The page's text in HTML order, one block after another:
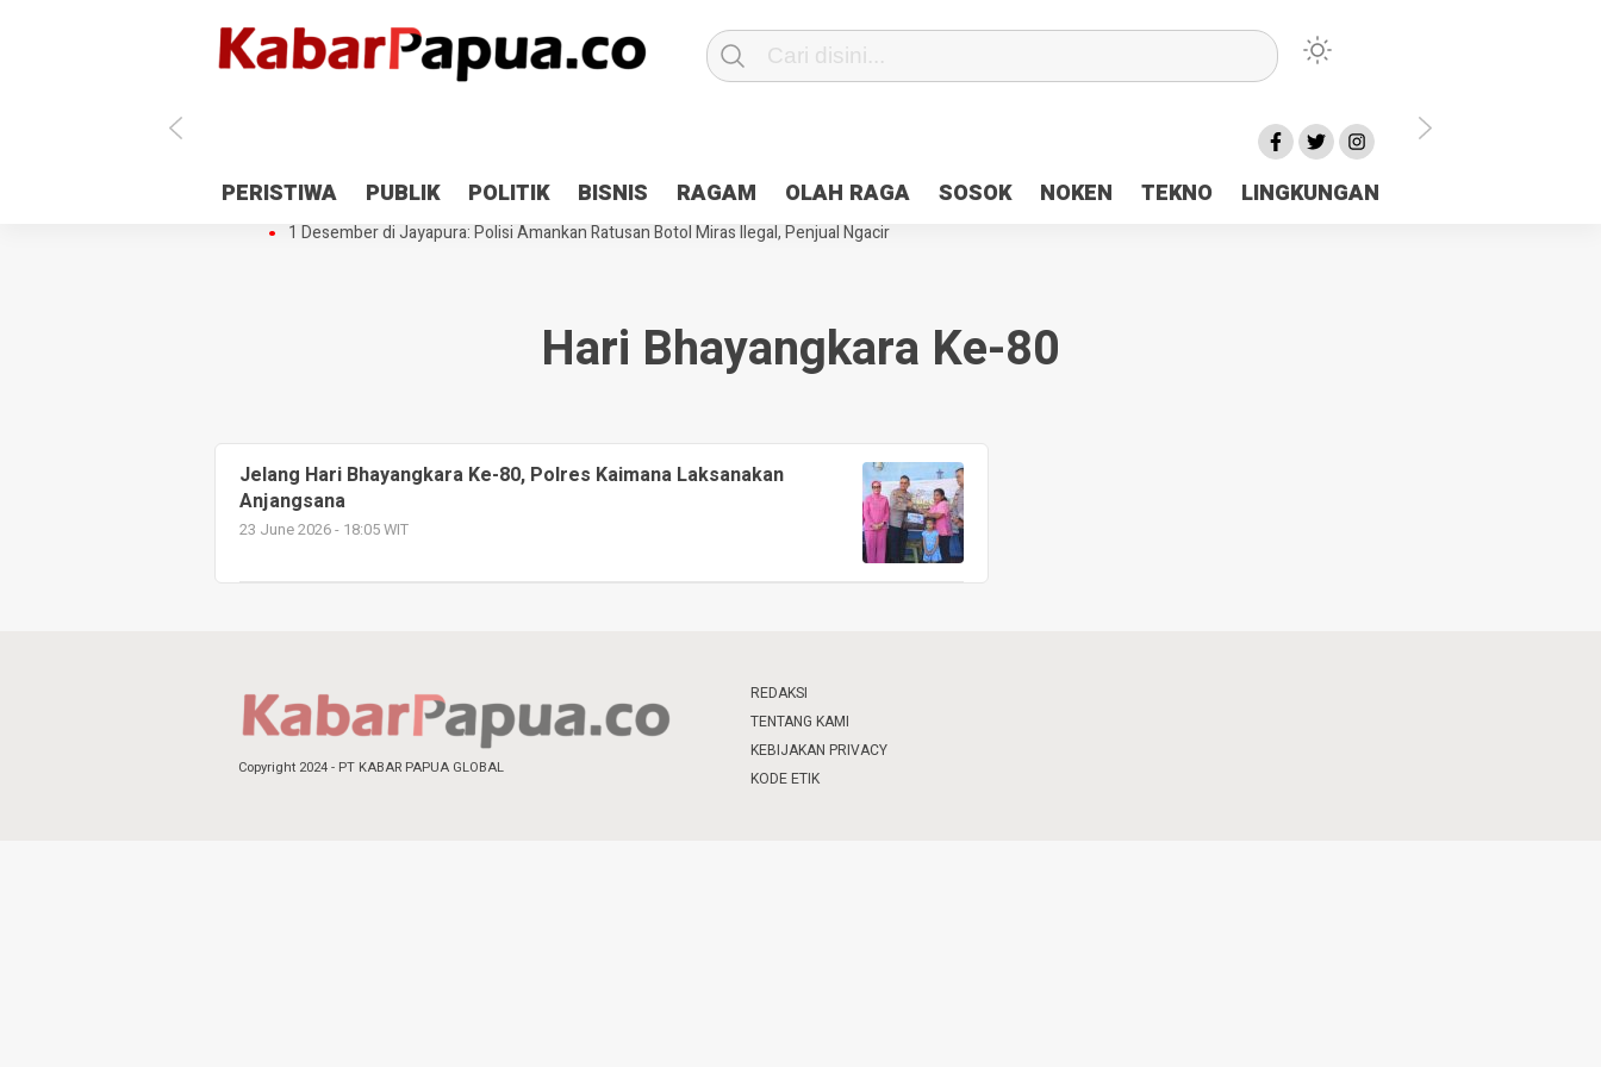
PERISTIWA PUBLIK POLITIK BISNIS RAGAM OLAH RAGA SOSOK NOKEN TEKNO LINGKUNGAN
Antisipasi 1 Desember, TNI Polri Patroli 2×24 jam di Kota Jayapura
Pesan Sejuk Polri di Deklarasi Pemilu Ceria Tanah Papua
Gedung Perpustakaan SMPN 5 Sentani Terbakar
Hibah Pilkada Jayapura Cair 10 Persen, Deposit Kas Daerah Rp23 Miliar Disorot
1 Desember di Jayapura: Polisi Amankan Ratusan Botol Miras Ilegal, Penjual Ngacir
Hari Bhayangkara Ke-80
Jelang Hari Bhayangkara Ke-80, Polres Kaimana Laksanakan
Anjangsana
23 June 2026 - 18:05 WIT
Copyright 2024 - PT KABAR PAPUA GLOBAL
REDAKSI
TENTANG KAMI
KEBIJAKAN PRIVACY
KODE ETIK